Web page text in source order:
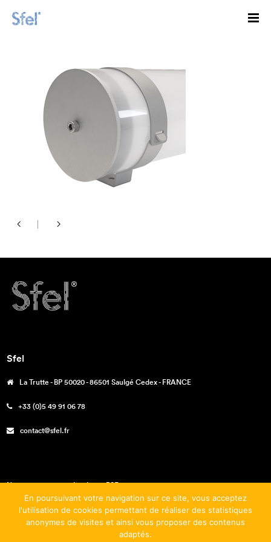
Sfel
La Trutte - BP 50020 - 86501 Saulgé Cedex - FRANCE
+33 (0)5 49 91 06 78
contact@sfel.fr
Nos engagements – La charte RSE
Téléchargements
En poursuivant votre navigation sur ce site, vous acceptez
l'utilisation de cookies permettant de réaliser des statistiques
anonymes de visites et ainsi vous proposer des contenus
adaptés.